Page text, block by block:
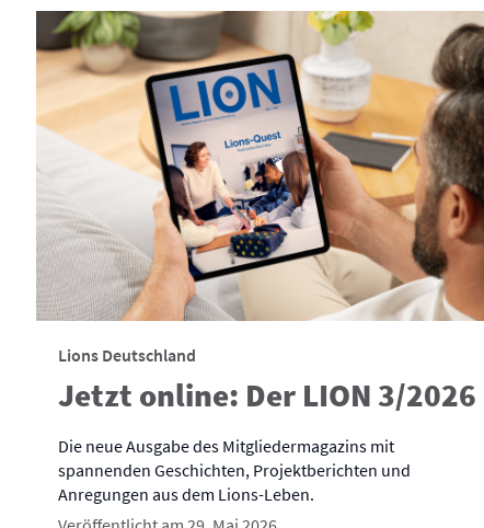
Lions Deutschland
Jetzt online: Der LION 3/2026
Die neue Ausgabe des Mitgliedermagazins mit
spannenden Geschichten, Projektberichten und
Anregungen aus dem Lions-Leben.